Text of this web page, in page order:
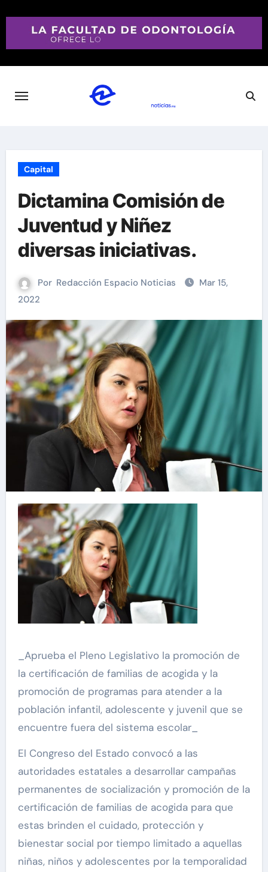
Capital
Dictamina Comisión de
Juventud y Niñez
diversas iniciativas.
Por Redacción Espacio Noticias
Mar 15,
2022
_Aprueba el Pleno Legislativo la promoción de
la certificación de familias de acogida y la
promoción de programas para atender a la
población infantil, adolescente y juvenil que se
encuentre fuera del sistema escolar_
El Congreso del Estado convocó a las
autoridades estatales a desarrollar campañas
permanentes de socialización y promoción de la
certificación de familias de acogida para que
estas brinden el cuidado, protección y
bienestar social por tiempo limitado a aquellas
niñas, niños y adolescentes por la temporalidad